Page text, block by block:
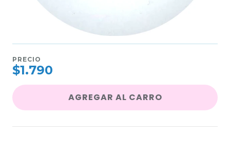
PRECIO
$1.790
AGREGAR AL CARRO